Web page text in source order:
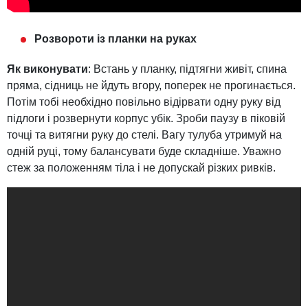
Розвороти із планки на руках
Як виконувати: Встань у планку, підтягни живіт, спина
пряма, сідниць не йдуть вгору, поперек не прогинається.
Потім тобі необхідно повільно відірвати одну руку від
підлоги і розвернути корпус убік. Зроби паузу в піковій
точці та витягни руку до стелі. Вагу тулуба утримуй на
одній руці, тому балансувати буде складніше. Уважно
стеж за положенням тіла і не допускай різких ривків.